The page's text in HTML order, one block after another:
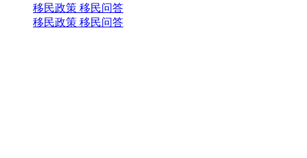
移民政策 移民问答
移民政策 移民问答